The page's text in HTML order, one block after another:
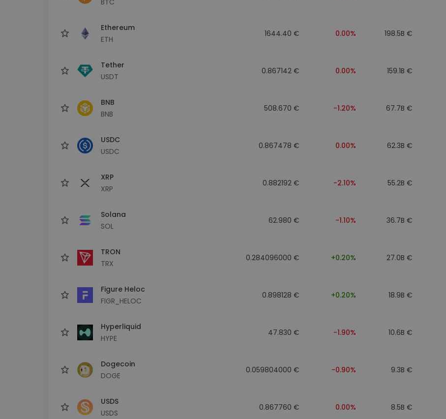
Ethereum
ETH
1644.40 € 0.00% 198.5B €
Tether
USDT
0.867142 € 0.00% 159.1B €
BNB
BNB
508.670 € -1.20% 67.7B €
USDC
USDC
0.867478 € 0.00% 62.3B €
XRP
XRP
0.882192 € -2.10% 55.2B €
Solana
SOL
62.980 € -1.10% 36.7B €
TRON
TRX
0.284096000 € +0.20% 27.0B €
Figure Heloc
FIGR_HELOC
0.898128 € +0.20% 18.9B €
Hyperliquid
HYPE
47.830 € -1.90% 10.6B €
Dogecoin
DOGE
0.059804000 € -0.90% 9.3B €
USDS
USDS
0.867760 € 0.00% 8.5B €